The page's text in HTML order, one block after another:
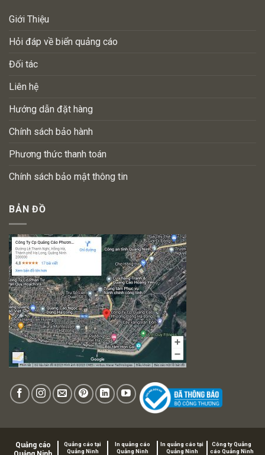
Giới Thiệu
Hỏi đáp về biển quảng cáo
Đối tác
Liên hệ
Hướng dẫn đặt hàng
Chính sách bảo hành
Phương thức thanh toán
Chính sách bảo mật thông tin
BẢN ĐỒ
Quảng cáo
Quảng cáo tại
Quảng Ninh
In quảng cáo
Quảng Ninh
In quảng cáo tại
Quảng Ninh
Công ty Quảng
cáo Quảng Ninh